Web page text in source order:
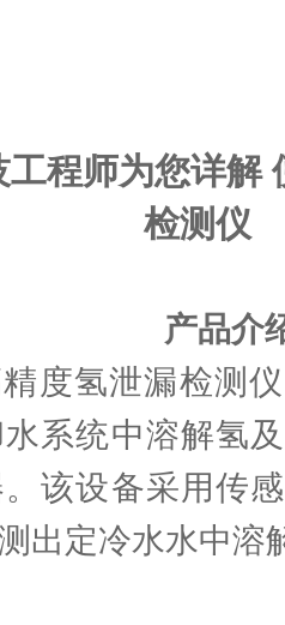
工程师为您详解
检测仪
产品介
度氢泄漏检测
系统中溶解氢
该设备采用传
出定冷水水中溶